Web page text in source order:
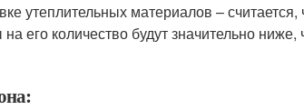
утеплительных материалов – считается,
его количество будут значительно ниже,